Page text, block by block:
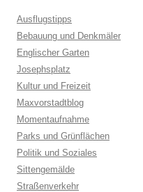
Ausflugstipps
Bebauung und Denkmäler
Englischer Garten
Josephsplatz
Kultur und Freizeit
Maxvorstadtblog
Momentaufnahme
Parks und Grünflächen
Politik und Soziales
Sittengemälde
Straßenverkehr